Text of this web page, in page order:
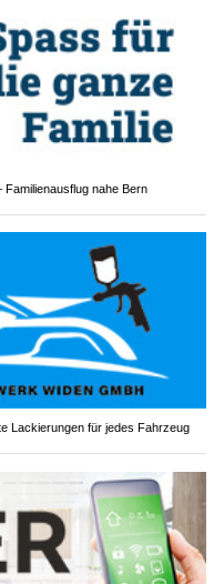
nahe Bern
Lackierungen für jedes Fahrzeug